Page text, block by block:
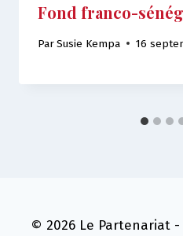
Fond franco-
ParSusie Kempa 16
© 2026 Le Partenariat -